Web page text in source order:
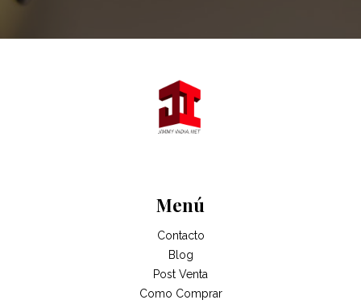
Menú
Contacto
Blog
Post Venta
Como Comprar